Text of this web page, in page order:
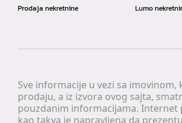
Sve informacije u vezi sa imovinom,
prodaju, a iz izvora ovog sajta,
pouzdanim informacijama. Internet
kao takva je napravljena da
Prodaja nekretnine
Lumo